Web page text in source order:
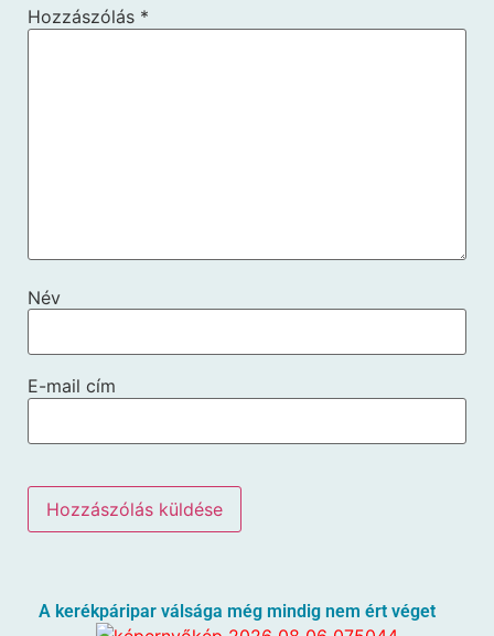
Hozzászólás *
Név
E-mail cím
A kerékpáripar válsága még mindig nem ért véget